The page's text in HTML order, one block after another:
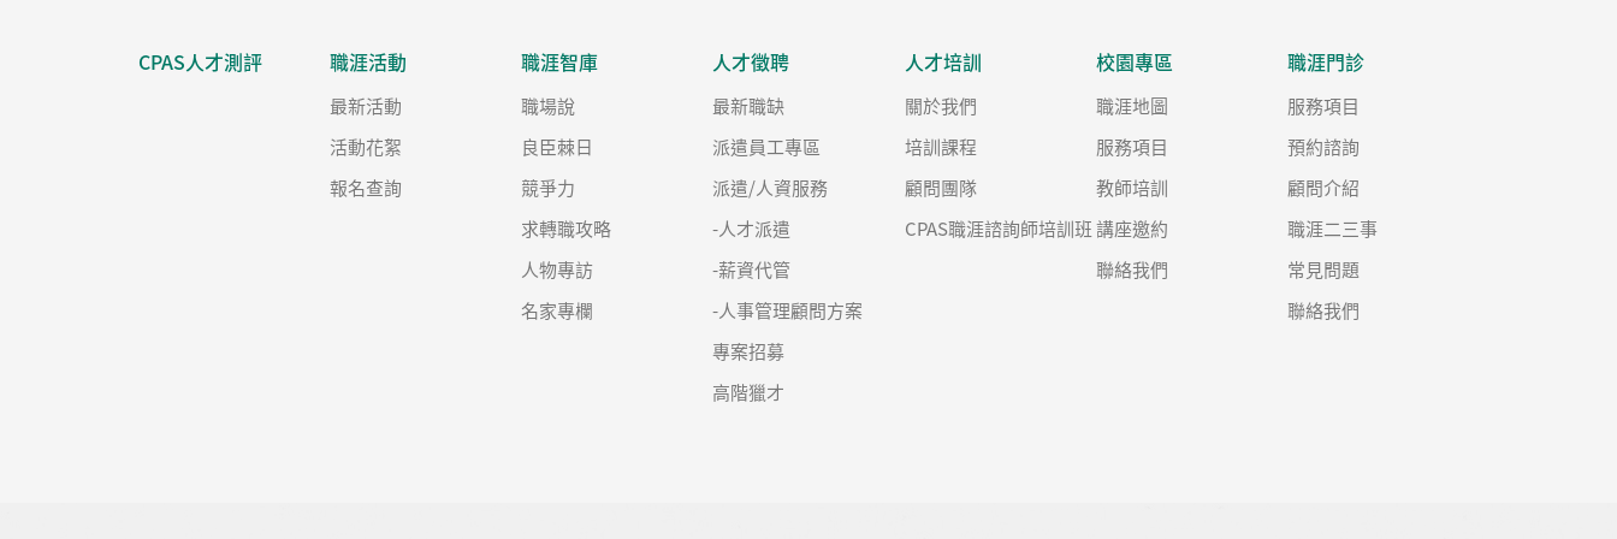
CPAS人才測評 職涯活動
最新活動
活動花絮
報名查詢
職涯智庫
職場說
良臣棘日
競爭力
求轉職攻略
人物專訪
名家專欄
人才徵聘
最新職缺
派遣員工專區
派遣/人資服務
-人才派遣
-薪資代管
-人事管理顧問方案
專案招募
高階獵才
人才培訓
關於我們
培訓課程
顧問團隊
CPAS職涯諮詢師培訓班
校園專區
職涯地圖
服務項目
教師培訓
講座邀約
聯絡我們
職涯門診
服務項目
預約諮詢
顧問介紹
職涯二三事
常見問題
聯絡我們